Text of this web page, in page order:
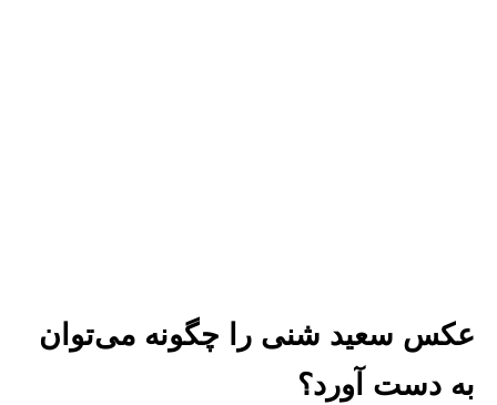
عکس سعید شنی را چگونه می‌توان
به دست آورد؟